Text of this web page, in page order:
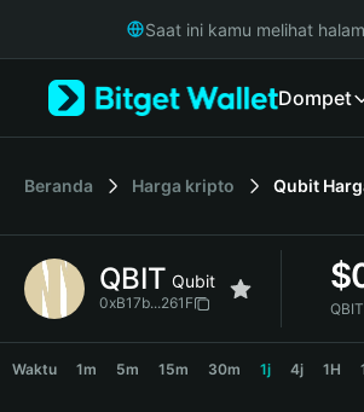
Русский
Italiano
简体中文
繁體中文
Bahasa Indonesia
Saat ini kamu melihat
Dompet
Beranda Harga kripto Qubit
QBIT Qubit
0xB17b...261F
$
Waktu 1m 5m 15m 30m 1j 4j 1H